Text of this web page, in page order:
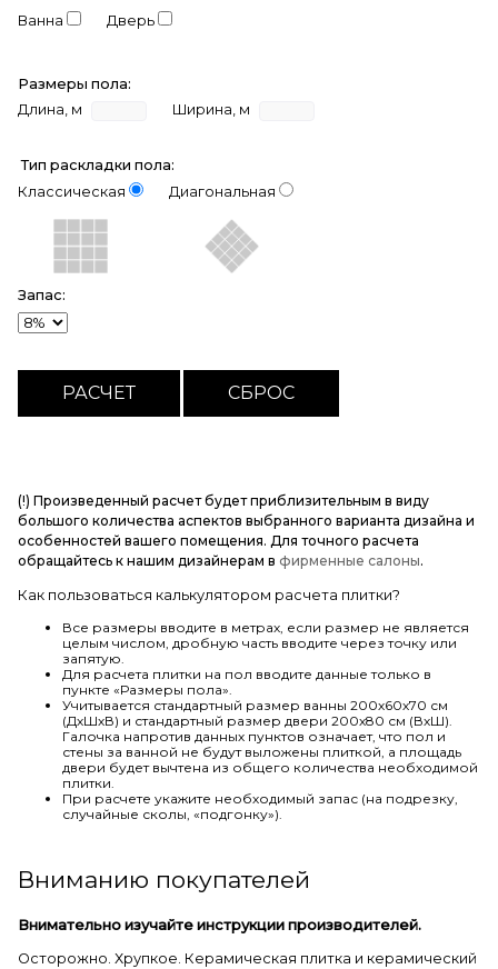
Ванна Дверь
Размеры пола:
Длина, м
Ширина, м
Тип раскладки пола:
Классическая
Диагональная
Запас:
(!) Произведенный расчет будет приблизительным в виду
большого количества аспектов выбранного варианта дизайна и
особенностей вашего помещения. Для точного расчета
обращайтесь к нашим дизайнерам в фирменные салоны.
Как пользоваться калькулятором расчета плитки?
Все размеры вводите в метрах, если размер не является
целым числом, дробную часть вводите через точку или
запятую.
Для расчета плитки на пол вводите данные только в
пункте «Размеры пола».
Учитывается стандартный размер ванны 200х60х70 см
(ДхШхВ) и стандартный размер двери 200х80 см (ВхШ).
Галочка напротив данных пунктов означает, что пол и
стены за ванной не будут выложены плиткой, а площадь
двери будет вычтена из общего количества необходимой
плитки.
При расчете укажите необходимый запас (на подрезку,
случайные сколы, «подгонку»).
Вниманию покупателей
Внимательно изучайте инструкции производителей.
Осторожно. Хрупкое. Керамическая плитка и керамический